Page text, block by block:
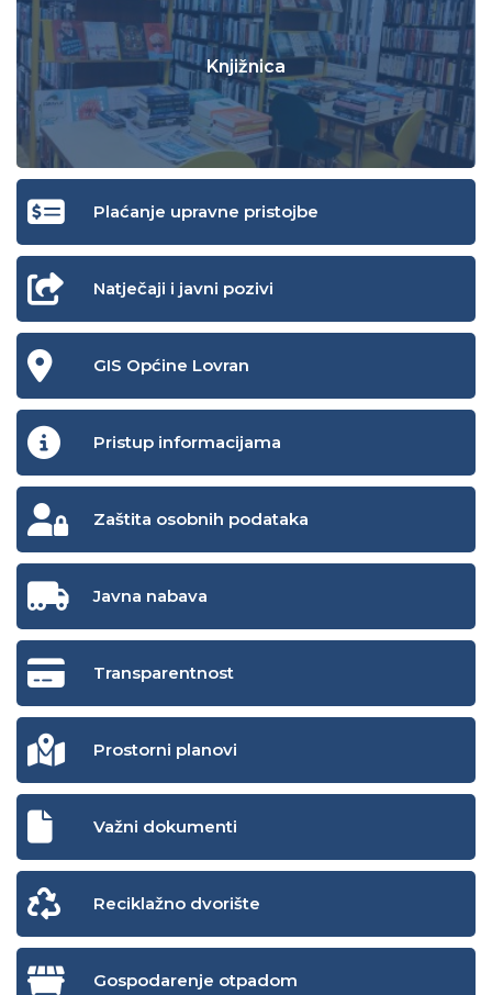
Knjižnica
Plaćanje upravne pristojbe
Natječaji i javni pozivi
GIS Općine Lovran
Pristup informacijama
Zaštita osobnih podataka
Javna nabava
Transparentnost
Prostorni planovi
Važni dokumenti
Reciklažno dvorište
Gospodarenje otpadom